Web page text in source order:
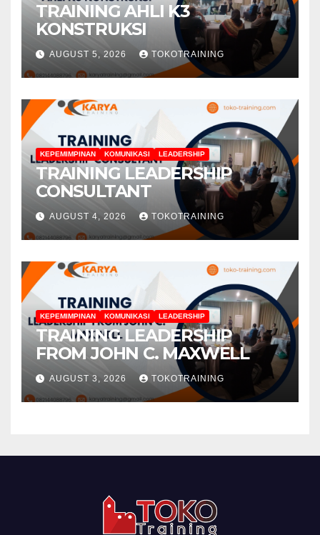
TRAINING AHLI K3
KONSTRUKSI
AUGUST 5, 2026 TOKOTRAINING
KEPEMIMPINAN KOMUNIKASI LEADERSHIP
TRAINING LEADERSHIP
CONSULTANT
AUGUST 4, 2026 TOKOTRAINING
KEPEMIMPINAN KOMUNIKASI LEADERSHIP
TRAINING LEADERSHIP
FROM JOHN C. MAXWELL
AUGUST 3, 2026 TOKOTRAINING